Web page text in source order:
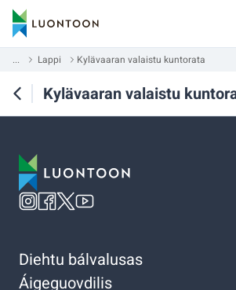
... Lappi Kylävaaran valaistu kuntorata
Kylävaaran valaistu
Diehtu bálvalusas
Áigeguovdilis